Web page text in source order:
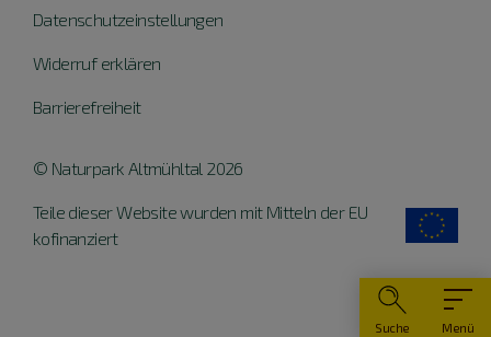
Menü
Suche
Datenschutzeinstellungen
Widerruf erklären
Barrierefreiheit
© Naturpark Altmühltal 2026
Teile dieser Website wurden mit Mitteln der EU
kofinanziert